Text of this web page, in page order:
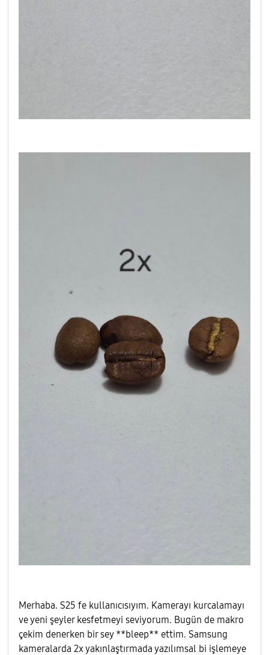
Merhaba. S25 fe kullanıcısıyım. Kamerayı kurcalamayı
ve yeni şeyler kesfetmeyi seviyorum. Bugün de makro
çekim denerken bir sey **bleep** ettim. Samsung
kameralarda 2x yakınlaştırmada yazılımsal bi işlemeye